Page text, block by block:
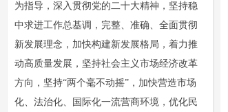
为指导，深入贯彻党的二十大精神，坚持稳
中求进工作总基调，完整、准确、全面贯彻
新发展理念，加快构建新发展格局，着力推
动高质量发展，坚持社会主义市场经济改革
方向，坚持“两个毫不动摇”，加快营造市场
化、法治化、国际化一流营商环境，优化民